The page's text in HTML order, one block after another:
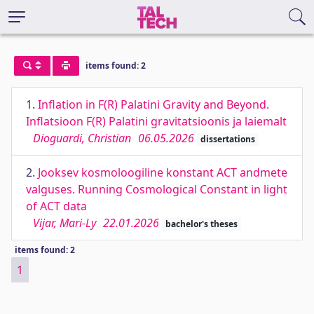
items found: 2
1. Inﬂation in F(R) Palatini Gravity and Beyond.
Inﬂatsioon F(R) Palatini gravitatsioonis ja laiemalt
Dioguardi, Christian 06.05.2026 dissertations
2. Jooksev kosmoloogiline konstant ACT andmete
valguses. Running Cosmological Constant in light
of ACT data
Vijar, Mari-Ly 22.01.2026 bachelor's theses
items found: 2
1